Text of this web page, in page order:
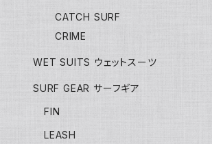
CATCH SURF
CRIME
WET SUITS ウェットスーツ
SURF GEAR サーフギア
FIN
LEASH